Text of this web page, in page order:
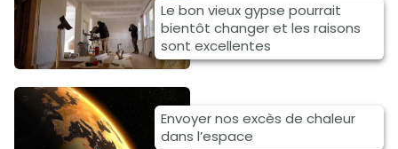
Le bon vieux gypse pourrait
bientôt changer et les raisons
sont excellentes
Envoyer nos excès de chaleur
dans l’espace